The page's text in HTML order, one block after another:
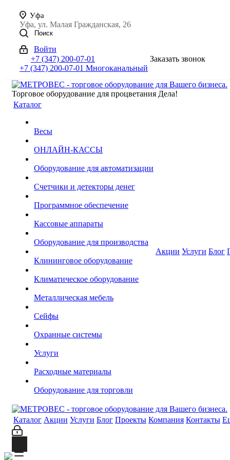
Уфа
Уфа, ул. Малая Гражданская, 26
Поиск
Войти
+7 (347) 200-07-01
+7 (347) 200-07-01 Многоканальный
Заказать звонок
Торговое оборудование для процветания Дела!
Каталог
Весы
ОНЛАЙН-КАССЫ
Оборудование для автоматизации
Счетчики и детекторы денег
Программное обеспечение
Кассовые аппараты
Оборудование для производства
Клининговое оборудование
Климатическое оборудование
Металлическая мебель
Сейфы
Охранные системы
Услуги
Расходные материалы
Оборудование для торговли
Акции Услуги Блог
Каталог Акции Услуги Блог Проекты Компания Контакты